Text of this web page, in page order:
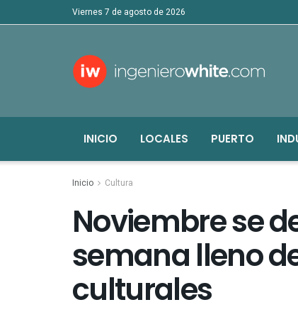
viernes 7 de agosto de 2026
INICIO LOCALES PUERTO
Inicio Cultura
Noviembre se
semana lleno
culturales